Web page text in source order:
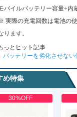
バイルバッテリー容量÷
実際の充電回数は電池の
ります。
っとヒット記事
バッテリーを劣化させない
め特集
30%OFF